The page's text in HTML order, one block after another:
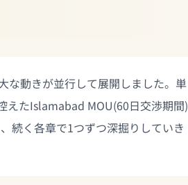
な動きが並行して展開しました。単
えたIslamabad MOU(60日交渉期間)
続く各章で1つずつ深掘りしていき